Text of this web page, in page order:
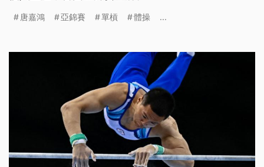
唐嘉鴻 亞錦賽 單槓 體操 ...